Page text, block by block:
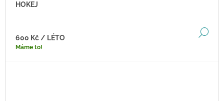
HOKEJ
600 Kč/ LÉTO
Máme to!